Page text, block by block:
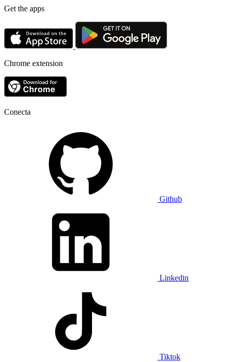
Get the apps
Chrome extension
Conecta
Github
Linkedin
Tiktok